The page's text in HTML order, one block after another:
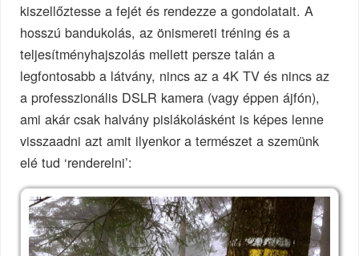
kiszellőztesse a fejét és rendezze a gondolatait. A
hosszú bandukolás, az önismereti tréning és a
teljesítményhajszolás mellett persze talán a
legfontosabb a látvány, nincs az a 4K TV és nincs az
a professzionális DSLR kamera (vagy éppen ájfón),
ami akár csak halvány pislákolásként is képes lenne
visszaadni azt amit ilyenkor a természet a szemünk
elé tud ‘renderelni’: